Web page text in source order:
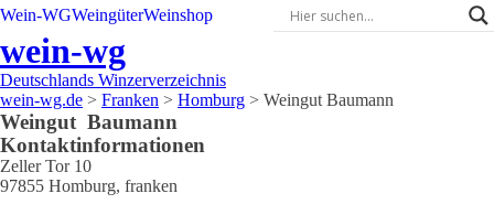
Wein-WGWeingüterWeinshop
wein-wg
Deutschlands Winzerverzeichnis
wein-wg.de > Franken > Homburg > Weingut Baumann
Weingut Baumann
Kontaktinformationen
Zeller Tor 10
97855 Homburg, franken